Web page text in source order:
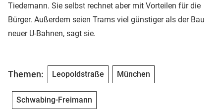
Tiedemann. Sie selbst rechnet aber mit Vorteilen für die
Bürger. Außerdem seien Trams viel günstiger als der Bau
neuer U-Bahnen, sagt sie.
Themen: Leopoldstraße München
Schwabing-Freimann